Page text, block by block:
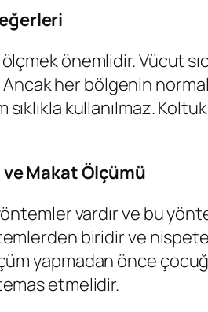
önemlidir. Vücut
her bölgenin
kullanılmaz.
Makat Ölçümü
vardır ve bu
biridir ve
yapmadan önce
etmelidir.